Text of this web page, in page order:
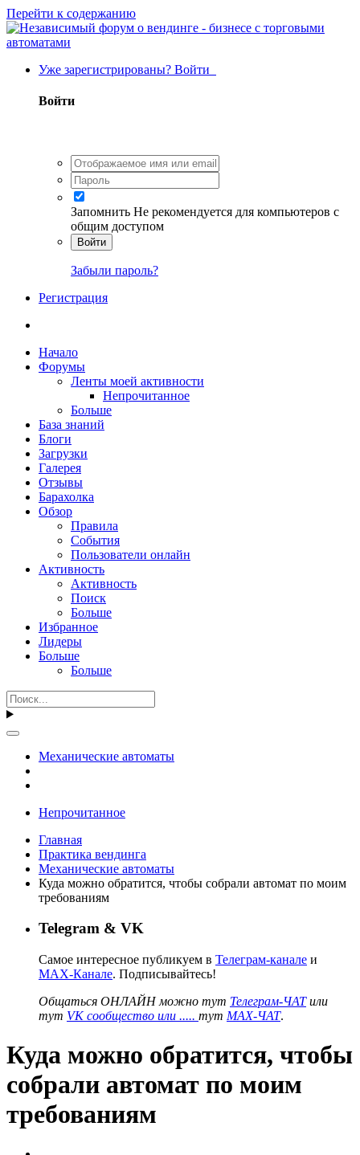
Перейти к содержанию
Уже зарегистрированы? Войти
Войти
Запомнить Не рекомендуется для компьютеров с
общим доступом
Войти
Забыли пароль?
Регистрация
Начало
Форумы
Ленты моей активности
Непрочитанное
Больше
База знаний
Блоги
Загрузки
Галерея
Отзывы
Барахолка
Обзор
Правила
События
Пользователи онлайн
Активность
Активность
Поиск
Больше
Избранное
Лидеры
Больше
Больше
Механические автоматы
Непрочитанное
Главная
Практика вендинга
Механические автоматы
Куда можно обратится, чтобы собрали автомат по моим
требованиям
Telegram & VK
Самое интересное публикуем в Телеграм-канале и
MAX-Канале. Подписывайтесь!
Общаться ОНЛАЙН можно тут Телеграм-ЧАТили
тут VK сообщество или ..... тут MAX-ЧАТ.
Куда можно обратится, чтобы
собрали автомат по моим
требованиям